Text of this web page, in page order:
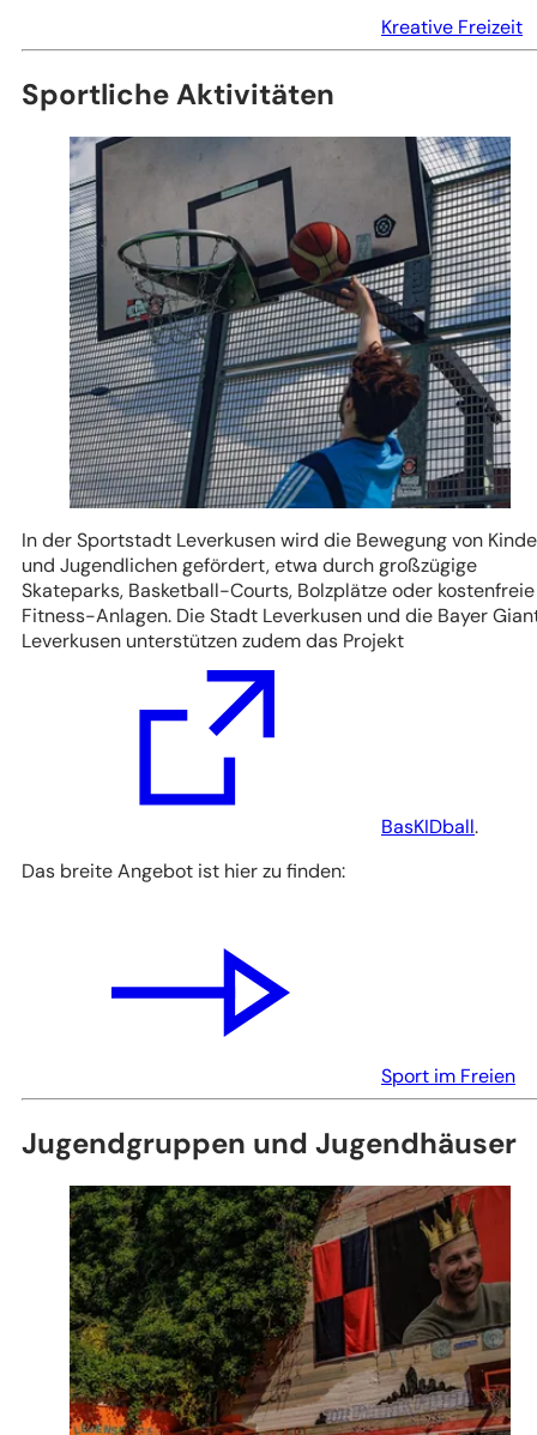
Kreative Freizeit
Sportliche Aktivitäten
In der Sportstadt Leverkusen wird die Bewegung von
und Jugendlichen gefördert, etwa durch großzügige
Skateparks, Basketball-Courts, Bolzplätze oder kostenfreie
Fitness-Anlagen. Die Stadt Leverkusen und die Bayer
Leverkusen unterstützen zudem das Projekt
BasKIDball.
Das breite Angebot ist hier zu finden:
Sport im Freien
Jugendgruppen und Jugendhäuser